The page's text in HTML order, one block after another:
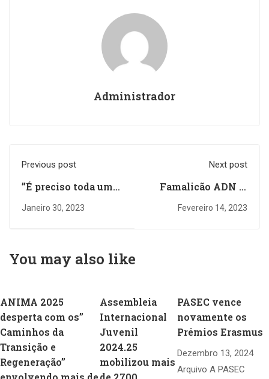
Administrador
Previous post
”É preciso toda uma
aldeia para educar
uma criança” foi o
Janeiro 30, 2023
Next post
Famalicão ADN já
envolveu mais de
500 participantes
Fevereiro 14, 2023
You may also like
ANIMA 2025
desperta com os”
Caminhos da
Transição e
Regeneração”
Assembleia
Internacional
Juvenil
2024.25
mobilizou mais
PASEC vence
novamente os
Prémios Erasmus
Dezembro 13, 2024
Arquivo A PASEC